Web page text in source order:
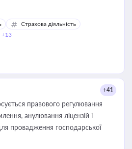
Страхова діяльність
+13
+41
правового регулювання
анулювання ліцензій і
провадження господарської